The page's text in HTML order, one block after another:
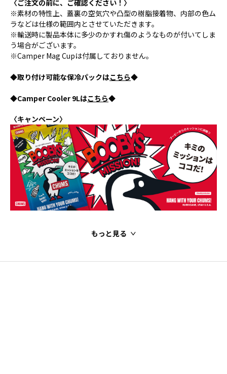
〈ご注文の前に、ご確認ください！〉
※素材の特性上、蓋裏の空気穴や凸型の樹脂接着物、内部の色ム
ラなどは仕様の範囲内とさせていただきます。
※輸送時に製品本体に多少のかすれ傷のようなものが付いてしま
う場合がございます。
※Camper Mag Cupは付属しておりません。
◆取り付け可能な保冷パックはこちら◆
◆Camper Cooler 9Lはこちら◆
〈キャンペーン〉
もっと見る